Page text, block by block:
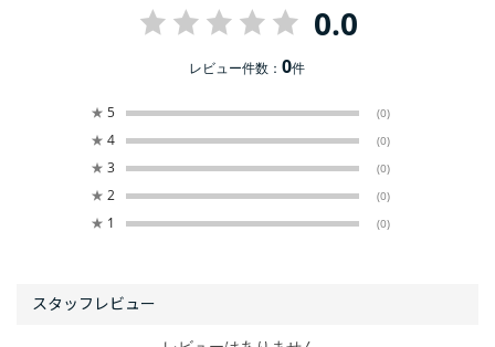
0.0
レビュー件数：0件
★ 5 (0)
★ 4 (0)
★ 3 (0)
★ 2 (0)
★ 1 (0)